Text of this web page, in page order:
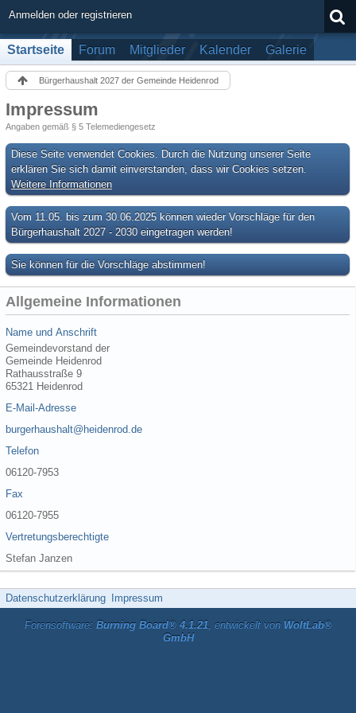
Anmelden oder registrieren
Startseite Forum Mitglieder Kalender Galerie
Bürgerhaushalt 2027 der Gemeinde Heidenrod
Impressum
Angaben gemäß § 5 Telemediengesetz
Diese Seite verwendet Cookies. Durch die Nutzung unserer Seite
erklären Sie sich damit einverstanden, dass wir Cookies setzen.
Weitere Informationen
Vom 11.05. bis zum 30.06.2025 können wieder Vorschläge für den
Bürgerhaushalt 2027 - 2030 eingetragen werden!
Sie können für die Vorschläge abstimmen!
Allgemeine Informationen
Name und Anschrift
Gemeindevorstand der
Gemeinde Heidenrod
Rathausstraße 9
65321 Heidenrod
E-Mail-Adresse
burgerhaushalt@heidenrod.de
Telefon
06120-7953
Fax
06120-7955
Vertretungsberechtigte
Stefan Janzen
Datenschutzerklärung Impressum
Forensoftware: Burning Board® 4.1.21, entwickelt von WoltLab®
GmbH